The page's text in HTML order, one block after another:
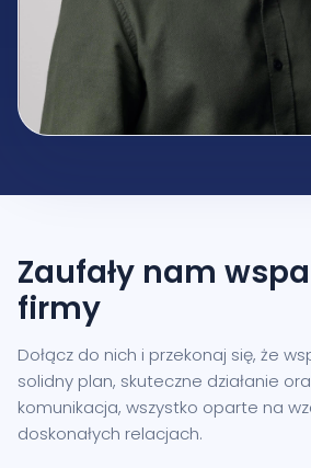
Zaufały nam
firmy
Dołącz do nich i przekonaj się, że
solidny plan, skuteczne działanie
komunikacja, wszystko oparte na
doskonałych relacjach.